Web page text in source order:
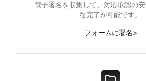
電子署名を収集して、対応承認の
な完了が可能です。
フォームに署名>